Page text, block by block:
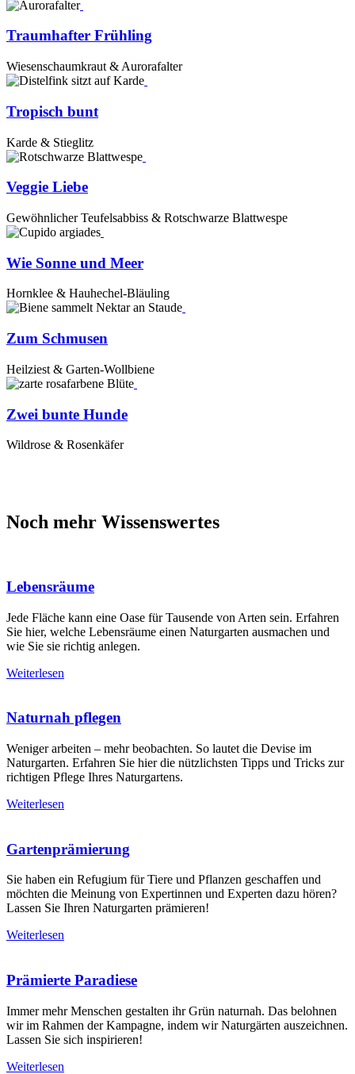
Traumhafter Frühling
Wiesenschaumkraut & Aurorafalter
Tropisch bunt
Karde & Stieglitz
Veggie Liebe
Gewöhnlicher Teufelsabbiss & Rotschwarze Blattwespe
Wie Sonne und Meer
Hornklee & Hauhechel-Bläuling
Zum Schmusen
Heilziest & Garten-Wollbiene
Zwei bunte Hunde
Wildrose & Rosenkäfer
Noch mehr Wissenswertes
Lebensräume
Jede Fläche kann eine Oase für Tausende von Arten sein. Erfahren
Sie hier, welche Lebensräume einen Naturgarten ausmachen und
wie Sie sie richtig anlegen.
Weiterlesen
Naturnah pflegen
Weniger arbeiten – mehr beobachten. So lautet die Devise im
Naturgarten. Erfahren Sie hier die nützlichsten Tipps und Tricks zur
richtigen Pflege Ihres Naturgartens.
Weiterlesen
Gartenprämierung
Sie haben ein Refugium für Tiere und Pflanzen geschaffen und
möchten die Meinung von Expertinnen und Experten dazu hören?
Lassen Sie Ihren Naturgarten prämieren!
Weiterlesen
Prämierte Paradiese
Immer mehr Menschen gestalten ihr Grün naturnah. Das belohnen
wir im Rahmen der Kampagne, indem wir Naturgärten auszeichnen.
Lassen Sie sich inspirieren!
Weiterlesen